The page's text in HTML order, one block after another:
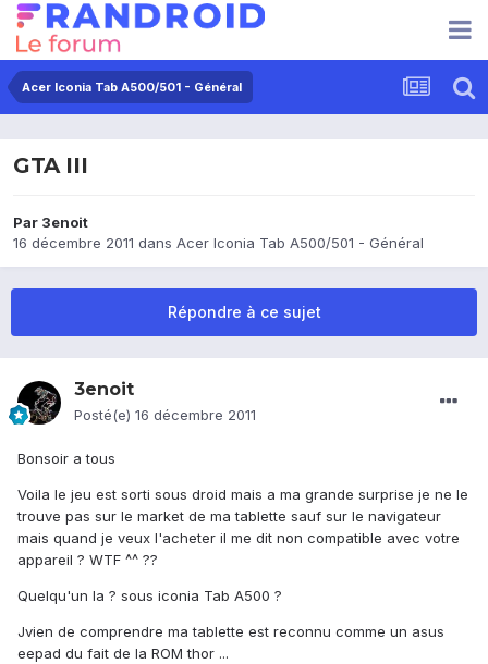
Acer Iconia Tab A500/501 - Général
GTA III
Par 3enoit
16 décembre 2011 dans Acer Iconia Tab A500/501 - Général
Répondre à ce sujet
3enoit
Posté(e) 16 décembre 2011
Bonsoir a tous
Voila le jeu est sorti sous droid mais a ma grande surprise je ne le
trouve pas sur le market de ma tablette sauf sur le navigateur
mais quand je veux l'acheter il me dit non compatible avec votre
appareil ? WTF ^^ ??
Quelqu'un la ? sous iconia Tab A500 ?
Jvien de comprendre ma tablette est reconnu comme un asus
eepad du fait de la ROM thor ...